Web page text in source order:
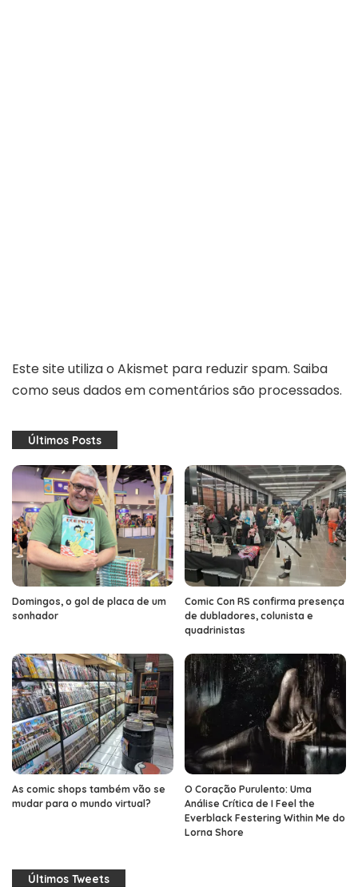
Este site utiliza o Akismet para reduzir spam. Saiba
como seus dados em comentários são processados.
Últimos Posts
Domingos, o gol de placa de um
sonhador
Comic Con RS confirma presença
de dubladores, colunista e
quadrinistas
As comic shops também vão se
mudar para o mundo virtual?
O Coração Purulento: Uma
Análise Crítica de I Feel the
Everblack Festering Within Me do
Lorna Shore
Últimos Tweets